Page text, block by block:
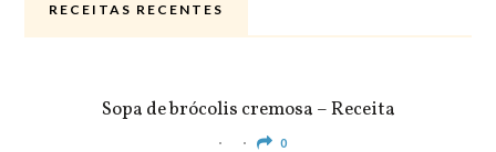
RECEITAS RECENTES
Sopa de brócolis cremosa – Receita
0